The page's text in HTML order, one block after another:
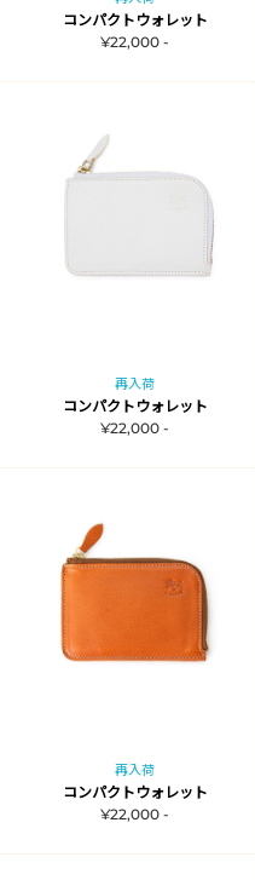
コンパクトウォレット
¥22,000 -
再入荷
コンパクトウォレット
¥22,000 -
再入荷
コンパクトウォレット
¥22,000 -